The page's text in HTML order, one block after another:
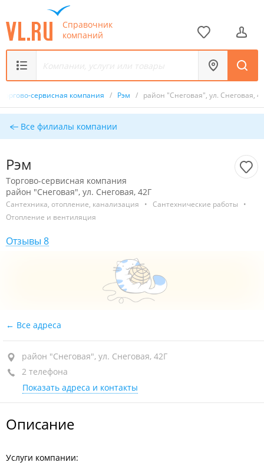
Справочник
компаний
Торгово-сервисная компания / Рэм / район "Снеговая", ул. Снеговая,
Все филиалы компании
Рэм
Торгово-сервисная компания
район "Снеговая", ул. Снеговая, 42Г
Сантехника, отопление, канализация • Сантехнические работы
•
Отопление и вентиляция
Отзывы 8
Все адреса
район "Снеговая", ул. Снеговая, 42Г
2 телефона
Показать адреса и контакты
Описание
Услуги компании: